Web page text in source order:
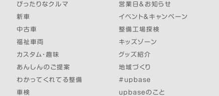
ぴったりなクルマ
新車
中古車
福祉車両
カスタム・趣味
あんしんのご提案
わかってくれてる整備
車検
営業日＆お知らせ
イベント＆キャンペーン
整備工場探検
キッズゾーン
グッズ紹介
地域づくり
#upbase
upbaseのこと